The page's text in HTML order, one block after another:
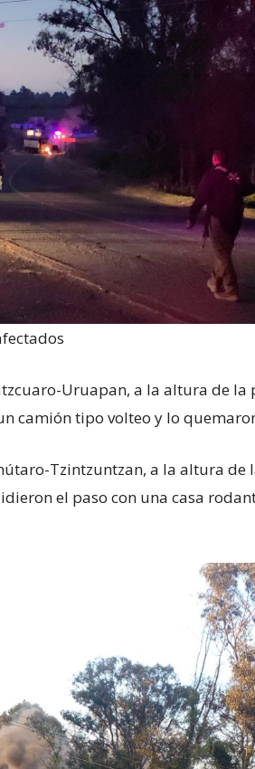
Uruapan, a la altura de la
camión tipo volteo y lo
Tzintzuntzan, a la altura de
el paso con una casa